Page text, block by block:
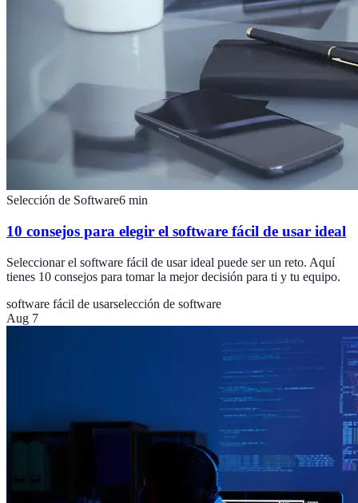
Selección de Software6 min
10 consejos para elegir el software fácil de usar ideal
Seleccionar el software fácil de usar ideal puede ser un reto. Aquí
tienes 10 consejos para tomar la mejor decisión para ti y tu equipo.
software fácil de usarselección de software
Aug 7